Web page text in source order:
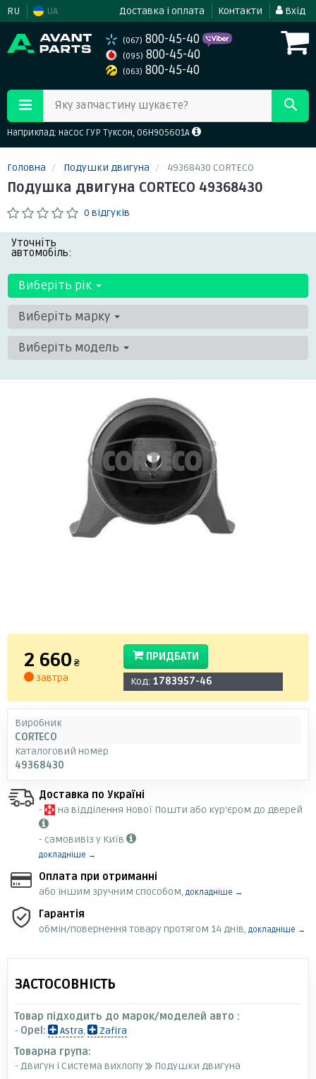
RU UA Доставка і оплата Контакти Вхід
(067) 800-45-40
(095) 800-45-40
(063) 800-45-40
Яку запчастину шукаєте?
Наприклад: насос ГУР Туксон, 06H905601A
Головна Подушки двигуна 49368430 CORTECO
Подушка двигуна CORTECO 49368430
0 відгуків
Уточніть
автомобіль:
Виберіть рік
Виберіть марку
Виберіть модель
2 660 ₴
завтра
ПРИДБАТИ
Код: 1783957-46
Виробник
CORTECO
Каталоговий номер
49368430
Доставка по Україні
-
на відділення Нової Пошти або кур'єром до дверей
- самовивіз у Київ
докладніше →
Оплата при отриманні
або іншим зручним способом, докладніше →
Гарантія
обмін/повернення товару протягом 14 днів, докладніше →
ЗАСТОСОВНІСТЬ
Товар підходить до марок/моделей авто :
- Opel: Astra,
Zafira
Товарна група:
- Двигун і Система вихлопу
Подушки двигуна